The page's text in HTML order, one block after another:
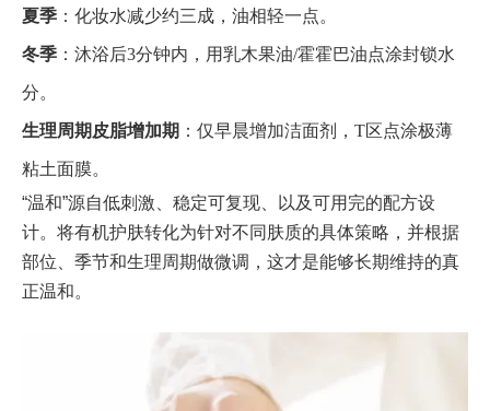
夏季 ：化妆水减少约三成，油相轻一点。
冬季 ：沐浴后3分钟内，用乳木果油/霍霍巴油点涂封锁水
分。
生理周期皮脂增加期 ：仅早晨增加洁面剂，T区点涂极薄
粘土面膜。
“温和”源自低刺激、稳定可复现、以及可用完的配方设
计。将有机护肤转化为针对不同肤质的具体策略，并根据
部位、季节和生理周期做微调，这才是能够长期维持的真
正温和。